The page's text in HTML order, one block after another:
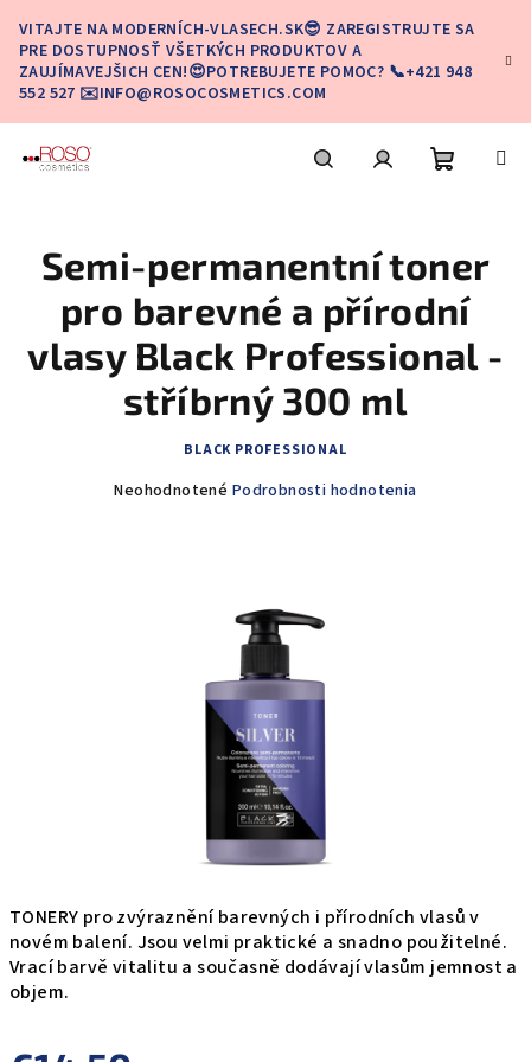
obsah
VITAJTE NA MODERNÍCH-VLASECH.SK😎 ZAREGISTRUJTE SA
PRE DOSTUPNOSŤ VŠETKÝCH PRODUKTOV A
ZAUJÍMAVEJŠICH CEN!😍POTREBUJETE POMOC? 📞+421 948
552 527 ✉️INFO@ROSOCOSMETICS.COM
košík
TONERY pro zvýraznění barevných i přírodních vlasů v
novém balení. Jsou velmi praktické a snadno použitelné.
Vrací barvě vitalitu a současně dodávají vlasům jemnost a
objem.
Semi-permanentní toner
pro barevné a přírodní
vlasy Black Professional -
stříbrný 300 ml
BLACK PROFESSIONAL
Priemerné
Neohodnotené Podrobnosti hodnotenia